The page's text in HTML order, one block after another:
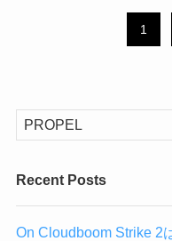
1
Recent Posts
On Cloudboom Strike 2